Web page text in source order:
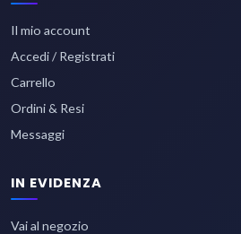
Il mio account
Accedi / Registrati
Carrello
Ordini & Resi
Messaggi
IN EVIDENZA
Vai al negozio